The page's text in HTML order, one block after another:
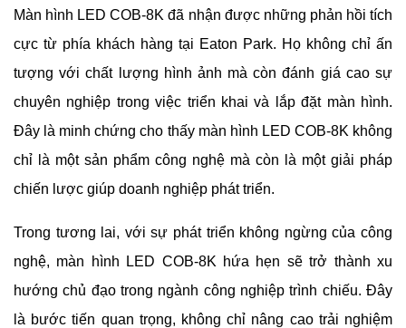
Màn hình LED COB-8K đã nhận được những phản hồi tích
cực từ phía khách hàng tại Eaton Park. Họ không chỉ ấn
tượng với chất lượng hình ảnh mà còn đánh giá cao sự
chuyên nghiệp trong việc triển khai và lắp đặt màn hình.
Đây là minh chứng cho thấy màn hình LED COB-8K không
chỉ là một sản phẩm công nghệ mà còn là một giải pháp
chiến lược giúp doanh nghiệp phát triển.
Trong tương lai, với sự phát triển không ngừng của công
nghệ, màn hình LED COB-8K hứa hẹn sẽ trở thành xu
hướng chủ đạo trong ngành công nghiệp trình chiếu. Đây
là bước tiến quan trọng, không chỉ nâng cao trải nghiệm